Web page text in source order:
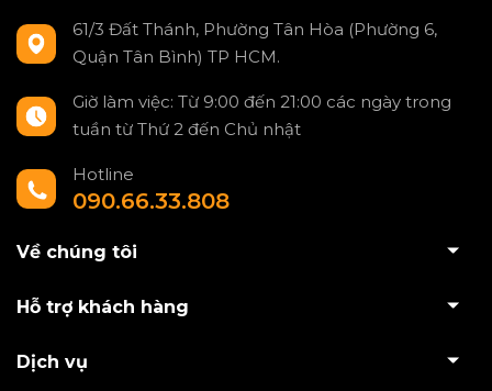
61/3 Đất Thánh, Phường Tân Hòa (Phường 6,
Quận Tân Bình) TP HCM.
Giờ làm việc: Từ 9:00 đến 21:00 các ngày trong
tuần từ Thứ 2 đến Chủ nhật
Hotline
090.66.33.808
Về chúng tôi
Hỗ trợ khách hàng
Dịch vụ